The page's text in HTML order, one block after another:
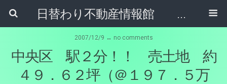
日替わり不動産情報館 リア･ライブログ
2007/12/9 ↔ no comments
中央区 駅２分！！ 売土地 約
４９．６２坪（＠１９７．５万